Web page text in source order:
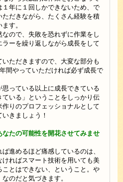
年に１回しかできないため、で
だきながら、たくさん経験を積
す。
ので、失敗を恐れずに作業をし
ーを繰り返しながら成長をして
ただきますので、大変な部分も
間やっていただければ必ず成長で
っている以上に成長できている
いる」ということをしっかり伝
りのプロフェッショナルとして
きましょう！
たの可能性を開花させてみませ
進めるほど痛感しているのは、
ればスマート技術を用いても美
とはできない、ということ。や
のだと気づきます。